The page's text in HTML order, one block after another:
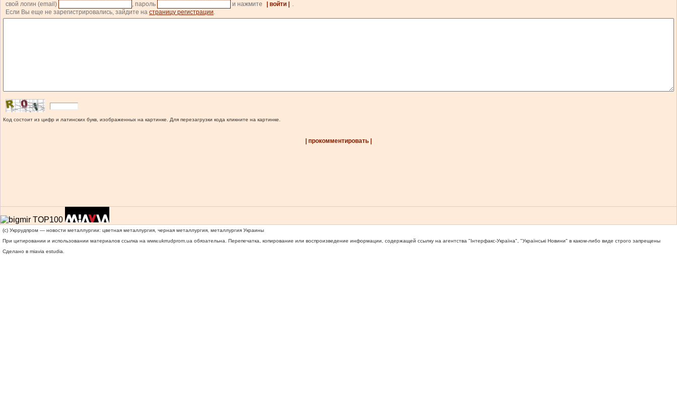
свой логин (email)
, пароль и нажмите | войти |
.
Если Вы еще не зарегистрировались, зайдите на страницу регистрации.
Код состоит из цифр и латинских букв, изображенных на картинке. Для перезагрузки кода кликните на картинке.
| прокомментировать |
(c) Укррудпром — новости металлургии: цветная металлургия, черная металлургия, металлургия Украины
При цитировании и использовании материалов ссылка на www.ukrrudprom.ua обязательна. Перепечатка, копирование или воспроизведение информации, содержащей ссылку на агентства "Iнтерфакс-Україна", "Українськi Новини" в каком-либо виде строго запрещены
Сделано в miavia estudia.